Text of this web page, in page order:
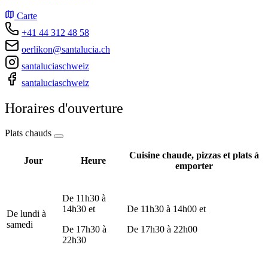
Carte
+41 44 312 48 58
oerlikon@santalucia.ch
santaluciaschweiz
santaluciaschweiz
Horaires d'ouverture
Plats chauds
Jour Heure
Cuisine chaude, pizzas et plats à
emporter
De lundi à
samedi
De 11h30 à
14h30 et
De 17h30 à
22h30
De 11h30 à 14h00 et
De 17h30 à 22h00